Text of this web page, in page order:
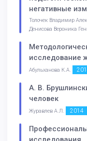
негативные
Толочек Владимир
Денисова Вероника
исследование
Абульханова К.А.
А. В.
человек
Журавлев А.Л. 2014